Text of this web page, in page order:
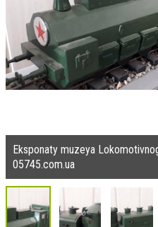
Eksponaty muzeya
05745.com.ua